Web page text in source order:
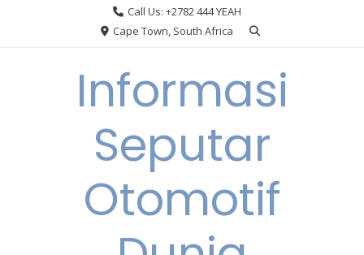
Call Us: +2782 444 YEAH
Cape Town, South Africa
Informasi
Seputar
Otomotif